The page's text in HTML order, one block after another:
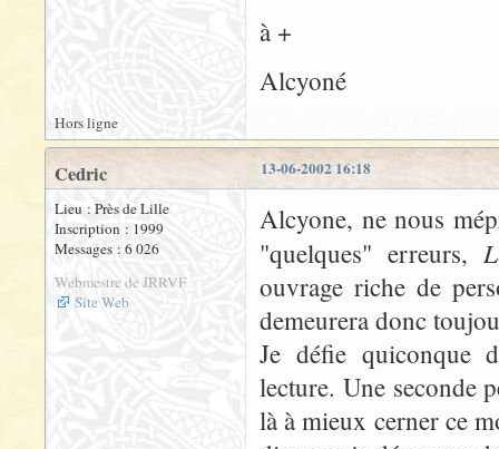
à +
Alcyoné
Hors ligne
13-06-2002 16:18
Cedric
Lieu : Près de Lille
Inscription : 1999
Messages : 6 026
Webmestre de JRRVF
Site Web
Alcyone, ne nous
"quelques" erreurs,
ouvrage riche de
demeurera donc
Je défie quiconque
lecture. Une seconde
là à mieux cerner ce